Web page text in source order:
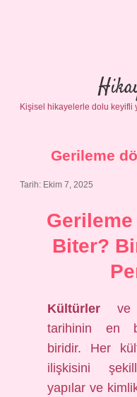
Kişisel hikayelerle dolu keyifli
Gerileme
Tarih: Ekim 7, 2025
Biter?
Kültürler ve
tarihinin en
biridir. Her
ilişkisini
yapılar ve